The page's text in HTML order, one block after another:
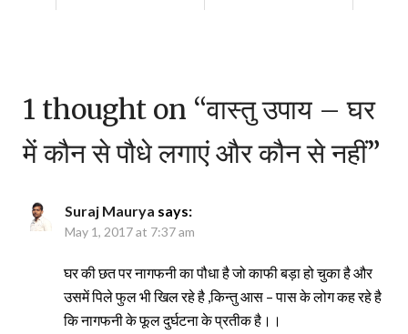
1 thought on “वास्तु उपाय – घर
में कौन से पौधे लगाएं और कौन से नहीं”
Suraj Maurya says:
May 1, 2017 at 7:37 am
घर की छत पर नागफनी का पौधा है जो काफी बड़ा हो चुका है और
उसमें पिले फुल भी खिल रहे है ,किन्तु आस – पास के लोग कह रहे है
कि नागफनी के फूल दुर्घटना के प्रतीक है।।